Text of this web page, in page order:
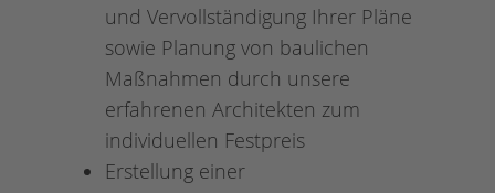
und Vervollständigung Ihrer Pläne
sowie Planung von baulichen
Maßnahmen durch unsere
erfahrenen Architekten zum
individuellen Festpreis
Erstellung einer